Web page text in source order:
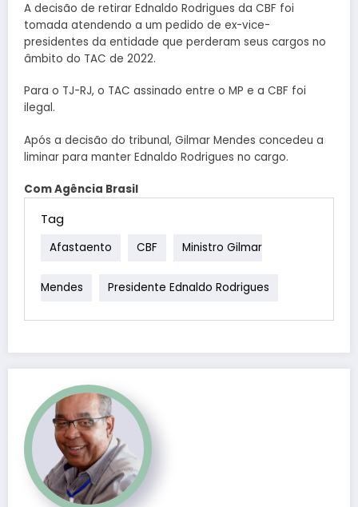
A decisão de retirar Ednaldo Rodrigues da CBF foi
tomada atendendo a um pedido de ex-vice-
presidentes da entidade que perderam seus cargos no
âmbito do TAC de 2022.
Para o TJ-RJ, o TAC assinado entre o MP e a CBF foi
ilegal.
Após a decisão do tribunal, Gilmar Mendes concedeu a
liminar para manter Ednaldo Rodrigues no cargo.
Com Agência Brasil
Tag
Afastaento CBF Ministro Gilmar
Mendes Presidente Ednaldo Rodrigues